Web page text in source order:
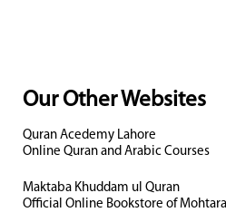
Our Other Websites
Quran Acedemy Lahore
Online Quran and Arabic Courses
Maktaba Khuddam ul Quran
Official Online Bookstore of